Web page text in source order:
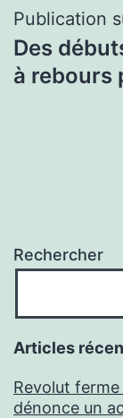
Publication
Des
à rebours
Rechercher
Articles
Revolut
dénonce un